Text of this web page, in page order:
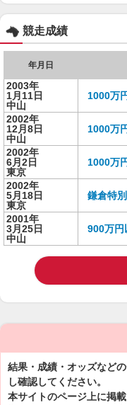
競走成績
年月日
2003年
1月11日
中山
1000万
2002年
12月8日
中山
1000万
2002年
6月2日
東京
1000万
2002年
5月18日
東京
鎌倉特別
2001年
3月25日
中山
900万円
結果・成績・オッズなど
し確認してください。
本サイトのページ上に掲